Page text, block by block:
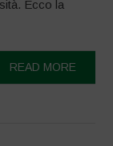
Ecco la
READ MORE